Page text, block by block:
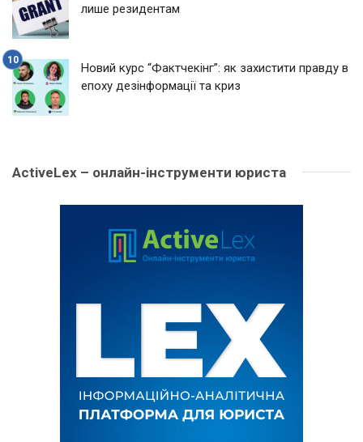
лише резидентам
Новий курс “Фактчекінг”: як захистити правду в
епоху дезінформації та криз
ActiveLex – онлайн-інструменти юриста